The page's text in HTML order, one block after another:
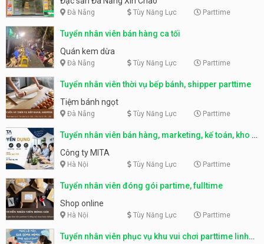
Đà Nẵng Tùy Năng Lực Parttime
Tuyển nhân viên bán hàng ca tối
Quán kem dừa
Đà Nẵng Tùy Năng Lực Parttime
Tuyển nhân viên thời vụ bếp bánh, shipper parttime
Tiệm bánh ngọt
Đà Nẵng Tùy Năng Lực Parttime
Tuyển nhân viên bán hàng, marketing, kế toán, kho –
parttime, fulltime
Công ty MITA
Hà Nội Tùy Năng Lực Parttime
Tuyển nhân viên đóng gói partime, fulltime
Shop online
Hà Nội Tùy Năng Lực Parttime
Tuyển nhân viên phục vụ khu vui chơi parttime linh